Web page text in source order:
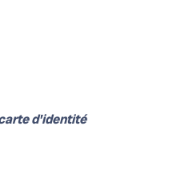
d'identité